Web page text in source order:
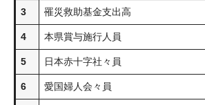
3 罹災救助基金支出高
4 本県賞与施行人員
5 日本赤十字社々員
6 愛国婦人会々員